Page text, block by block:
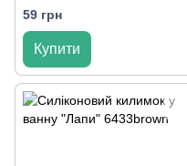
sil/pink
59 грн
Купити